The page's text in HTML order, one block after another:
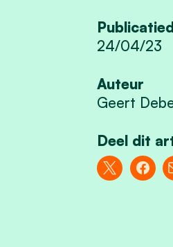
24/04/23
Auteur
Geert
Deel dit